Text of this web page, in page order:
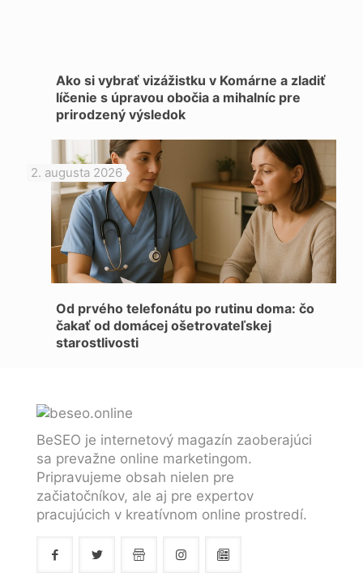
Ako si vybrať vizážistku v Komárne a zladiť
líčenie s úpravou obočia a mihalníc pre
prirodzený výsledok
2. augusta 2026
Od prvého telefonátu po rutinu doma: čo
čakať od domácej ošetrovateľskej
starostlivosti
BeSEO je internetový magazín zaoberajúci
sa prevažne online marketingom.
Pripravujeme obsah nielen pre
začiatočníkov, ale aj pre expertov
pracujúcich v kreatívnom online prostredí.